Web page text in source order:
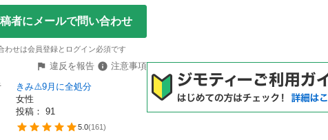
者にメールで問い合わせ
わせは会員登録とログイン必須です
違反を報告
注意事項
きみ⚠️9月に全処分
女性
投稿： 91
5.0(161)